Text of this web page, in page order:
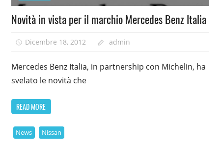
Novità in vista per il marchio Mercedes Benz Italia
Dicembre 18, 2012 admin
Mercedes Benz Italia, in partnership con Michelin, ha
svelato le novità che
READ MORE
News Nissan